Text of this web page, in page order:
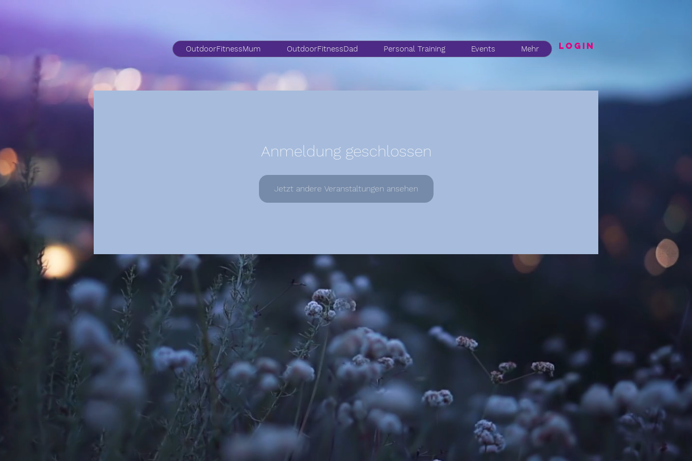
OutdoorFitnessMum OutdoorFitnessDad Personal Training Events Mehr LogIN
Anmeldung geschlossen
Jetzt andere Veranstaltungen ansehen